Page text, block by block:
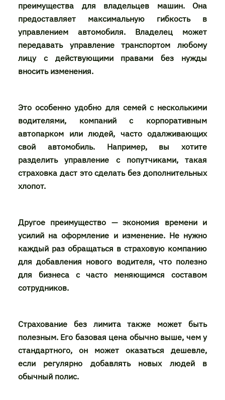
преимущества для владельцев машин. Она
предоставляет максимальную гибкость в
управлением автомобиля. Владелец может
передавать управление транспортом любому
лицу с действующими правами без нужды
вносить изменения.
Это особенно удобно для семей с несколькими
водителями, компаний с корпоративным
автопарком или людей, часто одалживающих
свой автомобиль. Например, вы хотите
разделить управление с попутчиками, такая
страховка даст это сделать без дополнительных
хлопот.
Другое преимущество — экономия времени и
усилий на оформление и изменение. Не нужно
каждый раз обращаться в страховую компанию
для добавления нового водителя, что полезно
для бизнеса с часто меняющимся составом
сотрудников.
Страхование без лимита также может быть
полезным. Его базовая цена обычно выше, чем у
стандартного, он может оказаться дешевле,
если регулярно добавлять новых людей в
обычный полис.